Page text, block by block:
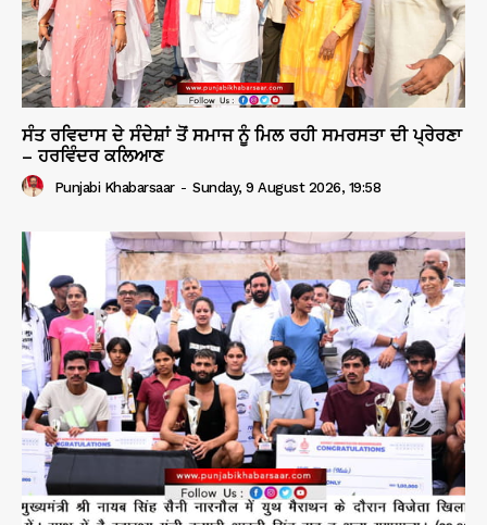
ਸੰਤ ਰਵਿਦਾਸ ਦੇ ਸੰਦੇਸ਼ਾਂ ਤੋਂ ਸਮਾਜ ਨੂੰ ਮਿਲ ਰਹੀ ਸਮਰਸਤਾ ਦੀ ਪ੍ਰੇਰਣਾ
– ਹਰਵਿੰਦਰ ਕਲਿਆਣ
Punjabi Khabarsaar - Sunday, 9 August 2026, 19:58